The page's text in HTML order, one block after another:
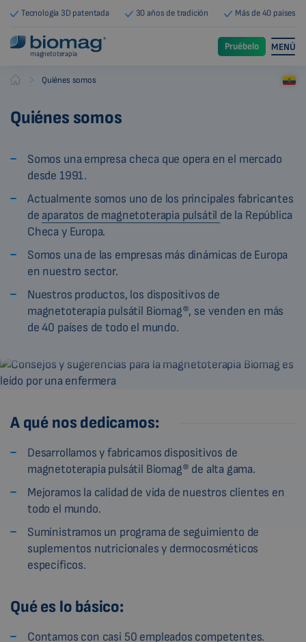
Tecnología 3D patentada 30 años de tradición Más de 40 países
magnetoterapia
Pruébelo MENÚ
Biomag Quiénes somos
Quiénes somos
Somos una empresa checa que opera en el mercado
desde 1991.
Actualmente somos uno de los principales fabricantes
de aparatos de magnetoterapia pulsátil de la República
Checa y Europa.
Somos una de las empresas más dinámicas de Europa
en nuestro sector.
Nuestros productos, los dispositivos de
magnetoterapia pulsátil Biomag®, se venden en más
de 40 países de todo el mundo.
A qué nos dedicamos:
Desarrollamos y fabricamos dispositivos de
magnetoterapia pulsátil Biomag® de alta gama.
Mejoramos la calidad de vida de nuestros clientes en
todo el mundo.
Suministramos un programa de seguimiento de
suplementos nutricionales y dermocosméticos
específicos.
Qué es lo básico:
Contamos con casi 50 empleados competentes.